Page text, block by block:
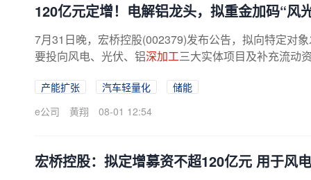
120亿元定增！电解铝龙头，拟重金加码“风
7月31日晚，宏桥控股(002379)发布公告，拟向特定对
要投向风电、光伏、铝深加工三大实体项目及补充流动
产能扩张 汽车轻量化
储能
e公司
黄翔 08-01 12:54
宏桥控股：拟定增募资不超120亿元 用于风